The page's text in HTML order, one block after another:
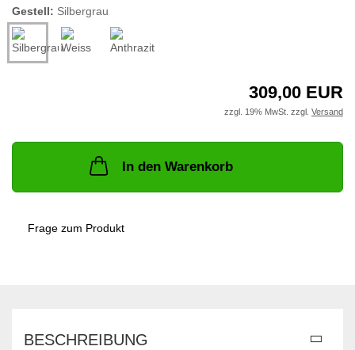
Gestell: Silbergrau
309,00 EUR
zzgl. 19% MwSt. zzgl. Versand
In den Warenkorb
Frage zum Produkt
BESCHREIBUNG